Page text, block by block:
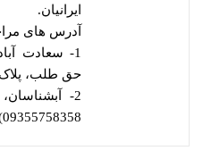
ایرانیان.
آدرس های
1- سعادت
حق طلب، پلاک 16، واحد 2
2-
09355758358)